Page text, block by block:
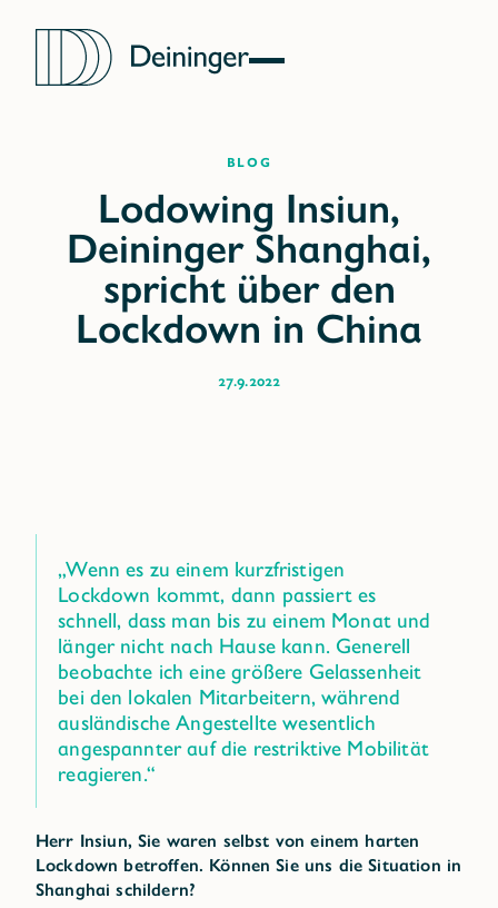
Blog
27.9.2022
„Wenn es zu einem kurzfristigen
Lockdown kommt, dann passiert es
schnell, dass man bis zu einem Monat und
länger nicht nach Hause kann. Generell
beobachte ich eine größere Gelassenheit
bei den lokalen Mitarbeitern, während
ausländische Angestellte wesentlich
angespannter auf die restriktive Mobilität
reagieren.“
Herr Insiun, Sie waren selbst von einem harten
Lockdown betroffen. Können Sie uns die Situation in
Shanghai schildern?